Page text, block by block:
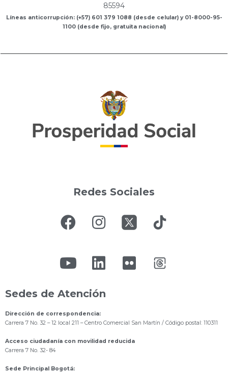
85594
Líneas anticorrupción: (+57) 601 379 1088 (desde celular) y 01-8000-95-
1100 (desde fijo, gratuita nacional)
Redes Sociales
Sedes de Atención
Dirección de correspondencia:
Carrera 7 No. 32 – 12 local 211 – Centro Comercial San Martín / Código postal: 110311
Acceso ciudadanía con movilidad reducida
Carrera 7 No. 32- 84
Sede Principal Bogotá: